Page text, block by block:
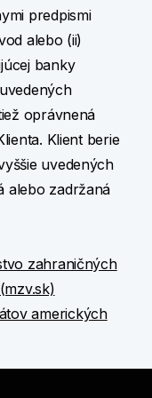
predpismi
alebo (ii)
banky
oprávnená
Klient berie
uvedených
alebo zadržaná
zahraničných
amerických